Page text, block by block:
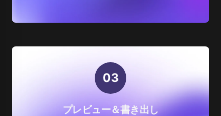
03
プレビュー＆書き出し